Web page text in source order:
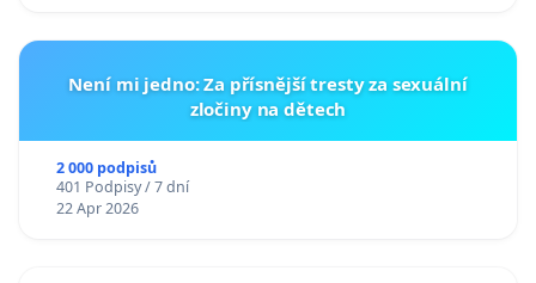
Není mi jedno: Za přísnější tresty za sexuální
zločiny na dětech
2 000 podpisů
401 Podpisy / 7 dní
22 Apr 2026